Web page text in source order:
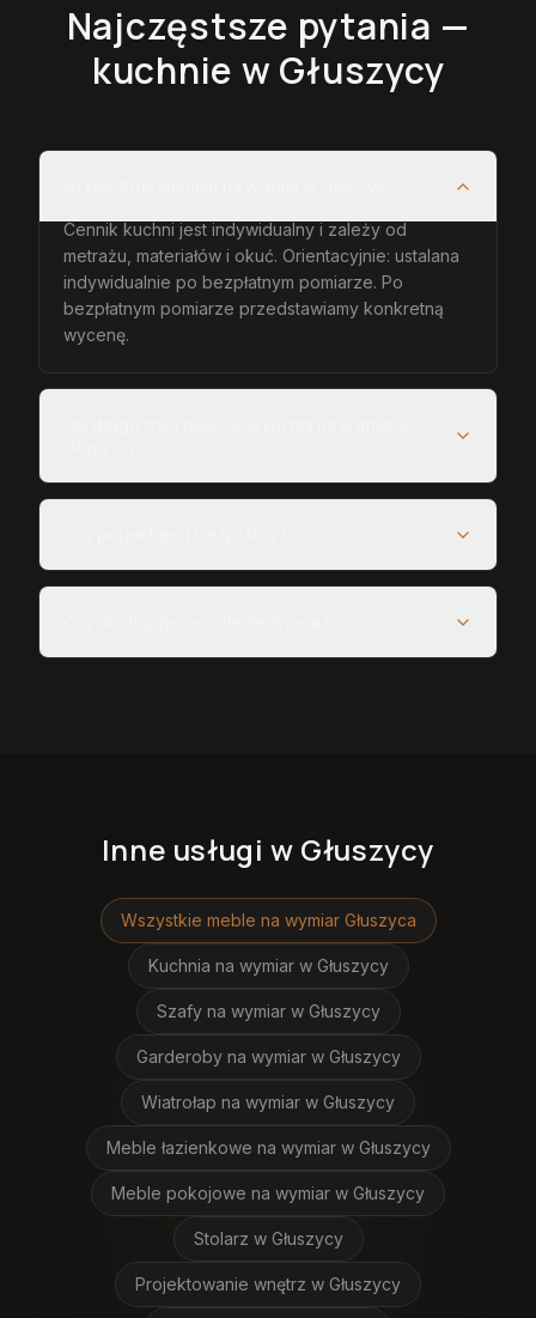
Najczęstsze pytania —
kuchnie w Głuszycy
Cennik kuchni jest indywidualny i zależy od
metrażu, materiałów i okuć. Orientacyjnie: ustalana
indywidualnie po bezpłatnym pomiarze. Po
bezpłatnym pomiarze przedstawiamy konkretną
wycenę.
Inne usługiw Głuszycy
Wszystkie meble na wymiar Głuszyca
Kuchnia na wymiar w Głuszycy
Szafy na wymiar w Głuszycy
Garderoby na wymiar w Głuszycy
Wiatrołap na wymiar w Głuszycy
Meble łazienkowe na wymiar w Głuszycy
Meble pokojowe na wymiar w Głuszycy
Stolarz w Głuszycy
Projektowanie wnętrz w Głuszycy